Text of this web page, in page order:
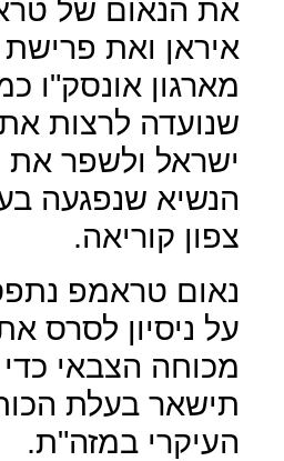
את הנאום של
איראן ואת
מארגון אונסק"ו
שנועדה לרצות
ישראל ולשפר את
הנשיא שנפגעה
צפון קוריאה.
נאום טראמפ
על ניסיון לסרס
מכוחה הצבאי
תישאר בעלת
העיקרי במזה"ת.